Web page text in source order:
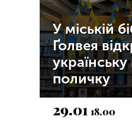
У міській
Ґолвея
поличку
29.0118.00